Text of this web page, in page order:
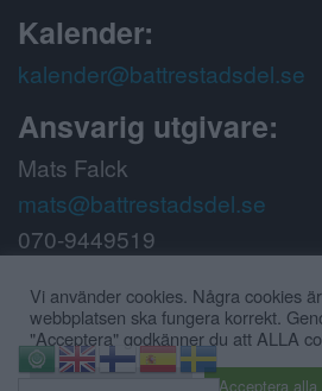
Kalender:
kalender@battrestadsdel.se
Ansvarig utgivare:
Mats Falck
mats@battrestadsdel.se
070-9449519
Följ oss på:
Vi använder cookies. Några cookies
webbplatsen ska fungera korrekt.
"Acceptera" godkänner du att ALLA
Acceptera alla